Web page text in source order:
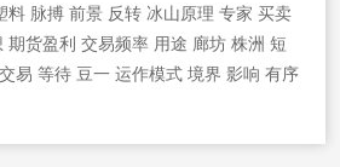
料 脉搏 前景 反转 冰山原理 专家 买卖
期货盈利 交易频率 用途 廊坊 株洲 短
易 等待 豆一 运作模式 境界 影响 有序